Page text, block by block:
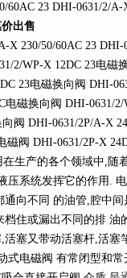
60AC 23 DHI-0631/2/
出售
230/50/60AC 23
2/WP-X 12DC 23电
23电磁换向阀 DHI-
电磁换向阀 DHI-0631/
阀 DHI-0631/2P/A-X
磁阀 DHI-0631/2P-X
生产的各个领域中,随
压系统发挥它的作用.
通向不同 的油管,腔中
住或漏出不同的排
活塞又带动活塞杆,活
式电磁阀 有常闭型和